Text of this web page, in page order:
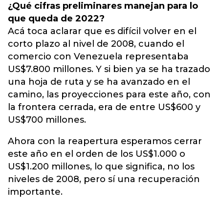
¿Qué cifras preliminares manejan para lo
que queda de 2022?
Acá toca aclarar que es difícil volver en el
corto plazo al nivel de 2008, cuando el
comercio con Venezuela representaba
US$7.800 millones. Y si bien ya se ha trazado
una hoja de ruta y se ha avanzado en el
camino, las proyecciones para este año, con
la frontera cerrada, era de entre US$600 y
US$700 millones.
Ahora con la reapertura esperamos cerrar
este año en el orden de los US$1.000 o
US$1.200 millones, lo que significa, no los
niveles de 2008, pero sí una recuperación
importante.